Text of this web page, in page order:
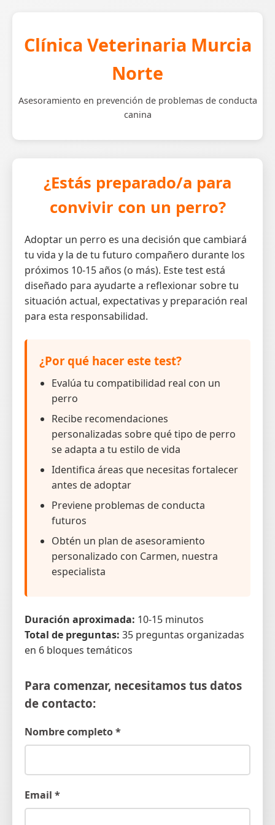
Clínica Veterinaria Murcia
Norte
Asesoramiento en prevención de problemas de conducta
canina
¿Estás preparado/a para
convivir con un perro?
Adoptar un perro es una decisión que cambiará
tu vida y la de tu futuro compañero durante los
próximos 10-15 años (o más). Este test está
diseñado para ayudarte a reflexionar sobre tu
situación actual, expectativas y preparación real
para esta responsabilidad.
¿Por qué hacer este test?
Evalúa tu compatibilidad real con un
perro
Recibe recomendaciones
personalizadas sobre qué tipo de perro
se adapta a tu estilo de vida
Identifica áreas que necesitas fortalecer
antes de adoptar
Previene problemas de conducta
futuros
Obtén un plan de asesoramiento
personalizado con Carmen, nuestra
especialista
Duración aproximada: 10-15 minutos
Total de preguntas: 35 preguntas organizadas
en 6 bloques temáticos
Para comenzar, necesitamos tus datos
de contacto:
Nombre completo *
Email *